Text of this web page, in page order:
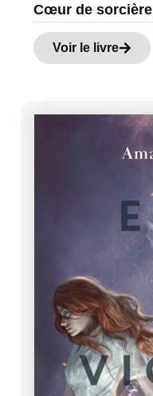
Cœur de sorcière
Voir le livre